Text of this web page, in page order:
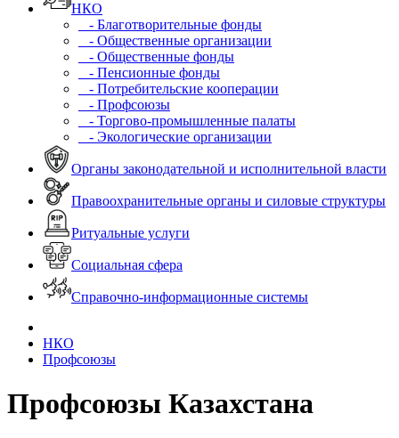
НКО
- Благотворительные фонды
- Общественные организации
- Общественные фонды
- Пенсионные фонды
- Потребительские кооперации
- Профсоюзы
- Торгово-промышленные палаты
- Экологические организации
Органы законодательной и исполнительной власти
Правоохранительные органы и силовые структуры
Ритуальные услуги
Социальная сфера
Справочно-информационные системы
НКО
Профсоюзы
Профсоюзы Казахстана